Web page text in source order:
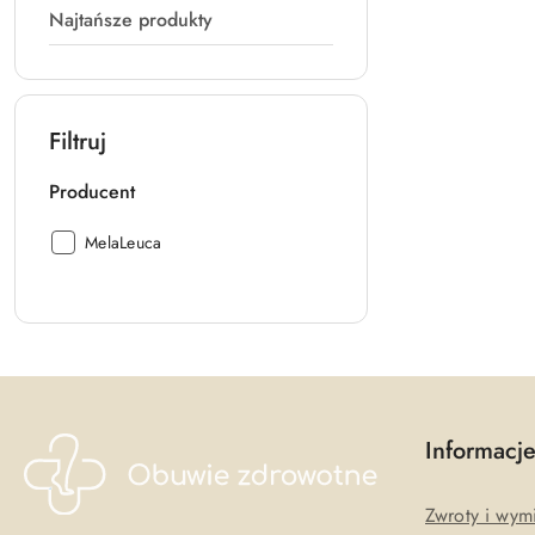
Najtańsze produkty
Filtruj
Producent
Producent:
MelaLeuca
Informacje
Zwroty i